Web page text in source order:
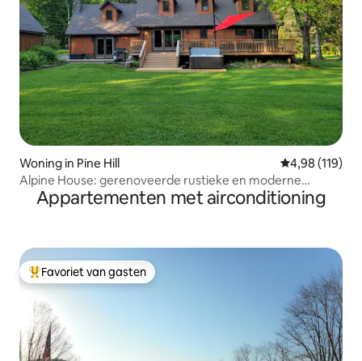
Woning in Pine Hill Gemiddelde
4,98 (119)
Alpine House: gerenoveerde rustieke en moderne
vakantiewoning in de buurt van Belleayre Mountain
Appartementen met airconditioning
Topfavoriet van gasten
Favoriet van gasten